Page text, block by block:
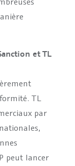
et TL
TL
par
peut lancer